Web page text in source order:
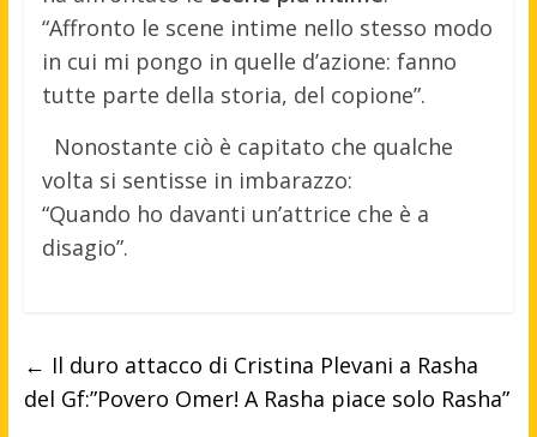
“Affronto le scene intime nello stesso modo
in cui mi pongo in quelle d’azione: fanno
tutte parte della storia, del copione”.
Nonostante ciò è capitato che qualche
volta si sentisse in imbarazzo:
“Quando ho davanti un’attrice che è a
disagio”.
← Il duro attacco di Cristina Plevani a Rasha
del Gf:”Povero Omer! A Rasha piace solo Rasha”